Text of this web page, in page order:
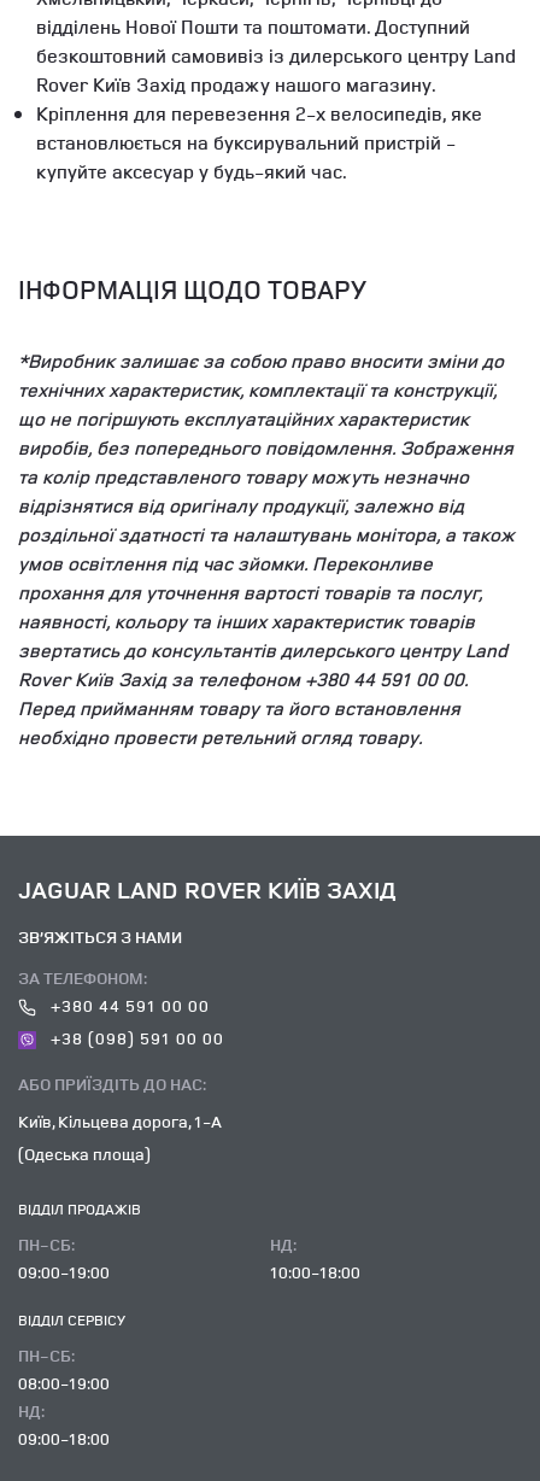
відділень Нової Пошти та поштомати. Доступний
безкоштовний самовивіз із дилерського центру Land
Rover Київ Захід продажу нашого магазину.
Кріплення для перевезення 2-х велосипедів, яке
встановлюється на буксирувальний пристрій -
купуйте аксесуар у будь-який час.
ІНФОРМАЦІЯ ЩОДО ТОВАРУ
*Виробник залишає за собою право вносити зміни до
технічних характеристик, комплектації та конструкції,
що не погіршують експлуатаційних характеристик
виробів, без попереднього повідомлення. Зображення
та колір представленого товару можуть незначно
відрізнятися від оригіналу продукції, залежно від
роздільної здатності та налаштувань монітора, а також
умов освітлення під час зйомки. Переконливе
прохання для уточнення вартості товарів та послуг,
наявності, кольору та інших характеристик товарів
звертатись до консультантів дилерського центру Land
Rover Київ Захід за телефоном +380 44 591 00 00.
Перед прийманням товару та його встановлення
необхідно провести ретельний огляд товару.
JAGUAR LAND ROVER КИЇВ ЗАХІД
ЗВ’ЯЖІТЬСЯ З НАМИ
ЗА ТЕЛЕФОНОМ:
+380 44 591 00 00
+38 (098) 591 00 00
АБО ПРИЇЗДІТЬ ДО НАС:
Київ, Кільцева дорога, 1-А
(Одеська площа)
ВІДДІЛ ПРОДАЖІВ
ПН-СБ:
09:00-19:00
НД:
10:00-18:00
ВІДДІЛ CЕРВІСУ
ПН-СБ:
08:00-19:00
НД:
09:00-18:00